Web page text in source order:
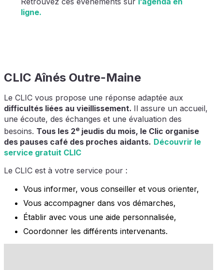
ligne.
CLIC Aînés Outre-Maine
Le CLIC vous propose une réponse adaptée aux
difficultés liées au vieillissement. Il assure un accueil,
une écoute, des échanges et une évaluation des
besoins. Tous les 2e jeudis du mois, le Clic organise
des pauses café des proches aidants. Découvrir le
service gratuit CLIC
Le CLIC est à votre service pour :
Vous informer, vous conseiller et vous orienter,
Vous accompagner dans vos démarches,
Établir avec vous une aide personnalisée,
Coordonner les différents intervenants.